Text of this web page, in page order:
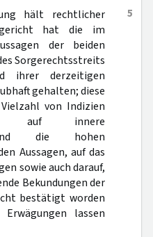
5
hält rechtlicher
hat die im
der beiden
Sorgerechtsstreits
ihrer derzeitigen
gehalten; diese
von Indizien
auf innere
und die hohen
Aussagen, auf das
sowie auch darauf,
Bekundungen der
bestätigt worden
lassen